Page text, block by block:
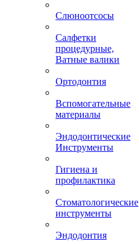
Слюноотсосы
Салфетки
процедурные,
Ватные валики
Ортодонтия
Вспомогательные
материалы
Эндодонтические
Инструменты
Гигиена и
профилактика
Стоматологические
инструменты
Эндодонтия